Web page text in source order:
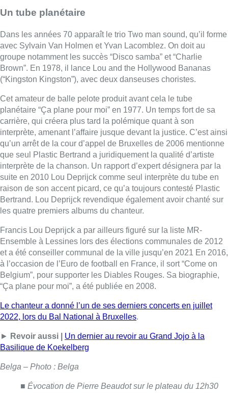
que seul Plastic Bertrand a juridiquement la qualité d’artiste
interprète de la chanson. Un rapport d’expert désignera par la
suite en 2010 Lou Deprijck comme seul interprète du tube en
raison de son accent picard, ce qu’a toujours contesté Plastic
Bertrand. Lou Deprijck revendique également avoir chanté sur
les quatre premiers albums du chanteur.
Ensemble à Lessines lors des élections communales de 2012
et a été conseiller communal de la ville jusqu’en 2021 En 2016,
à l’occasion de l’Euro de football en France, il sort “Come on
Belgium”, pour supporter les Diables Rouges. Sa biographie,
“Ça plane pour moi”, a été publiée en 2008.
Le chanteur a donné l’un de ses derniers concerts en juillet
2022, lors du Bal National à Bruxelles.
►Revoir aussi | Un dernier au revoir au Grand Jojo à la
Basilique de Koekelberg
Belga – Photo : Belga
■ Évocation de Pierre Beaudot sur le plateau du 12h30
Lire aussi :
Saint-Géry : un ancien bras de la
Senne et une ancienne brasserie
classés au patrimoine bruxellois